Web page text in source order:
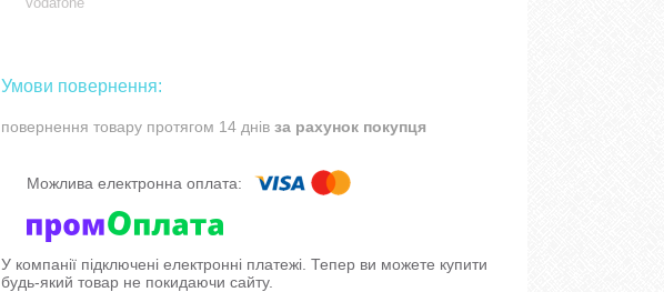
повернення товару протягом 14 днів за рахунок покупця
У компанії підключені електронні платежі. Тепер ви можете купити
будь-який товар не покидаючи сайту.